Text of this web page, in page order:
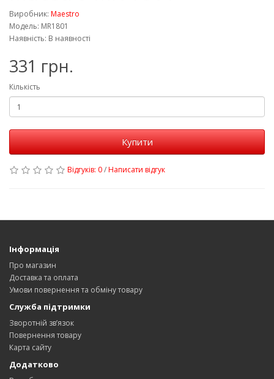
Виробник: Maestro
Модель: MR1801
Наявність: В наявності
331 грн.
Кількість
Купити
Відгуків: 0/Написати відгук
Інформація
Про магазин
Доставка та оплата
Умови повернення та обміну товару
Служба підтримки
Зворотній зв’язок
Повернення товару
Карта сайту
Додатково